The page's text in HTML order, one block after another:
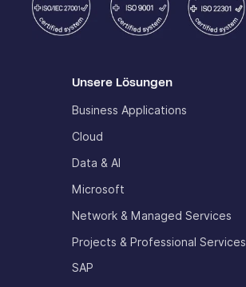
Unsere Lösungen
Business Applications
Cloud
Data & AI
Microsoft
Network & Managed Services
Projects & Professional Services
SAP